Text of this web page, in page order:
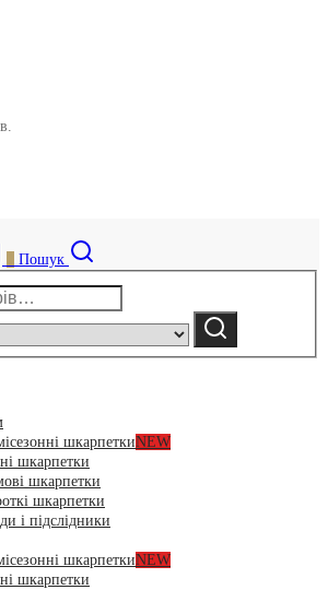
Пошук
category:
Шукати
шкарпеткиNEW
шкарпетки
шкарпетки
шкарпетки
і підслідники
шкарпеткиNEW
шкарпетки